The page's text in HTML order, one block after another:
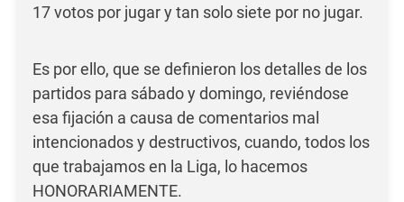
17 votos por jugar y tan solo siete por no jugar.
Es por ello, que se definieron los detalles de los
partidos para sábado y domingo, reviéndose
esa fijación a causa de comentarios mal
intencionados y destructivos, cuando, todos los
que trabajamos en la Liga, lo hacemos
HONORARIAMENTE.